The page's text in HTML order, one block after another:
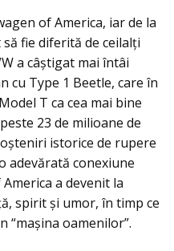
of America, iar de la
fie diferită de ceilalți
a câștigat mai întâi
cu Type 1 Beetle, care în
T ca cea mai bine
23 de milioane de
istorice de rupere
adevărată conexiune
a devenit la
spirit și umor, în timp ce
“mașina oamenilor”.